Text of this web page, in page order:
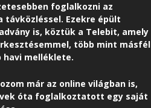
foglalkozni az
távközléssel. Ezekre épült
is, köztük a Telebit, amely
több mint másfél
havi melléklete.
már az online világban is,
vek óta foglalkoztatott egy saját